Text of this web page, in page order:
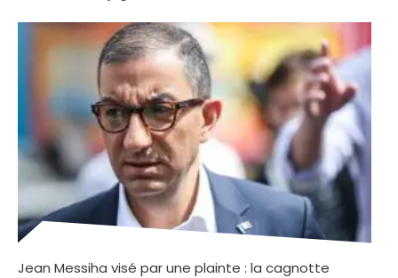
Jean Messiha visé par une plainte : la cagnotte